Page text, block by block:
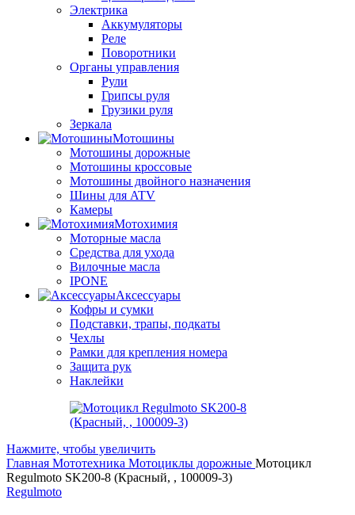
Электрика
Аккумуляторы
Реле
Поворотники
Органы управления
Рули
Грипсы руля
Грузики руля
Зеркала
Мотошины
Мотошины дорожные
Мотошины кроссовые
Мотошины двойного назначения
Шины для ATV
Камеры
Мотохимия
Моторные масла
Средства для ухода
Вилочные масла
IPONE
Аксессуары
Кофры и сумки
Подставки, трапы, подкаты
Чехлы
Рамки для крепления номера
Защита рук
Наклейки
Нажмите, чтобы увеличить
Главная Мототехника Мотоциклы дорожные Мотоцикл
Regulmoto SK200-8 (Красный, , 100009-3)
Regulmoto